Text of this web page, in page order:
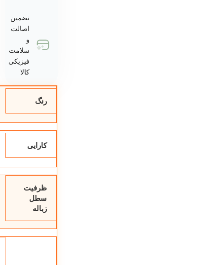
تضمین
اصالت
و
سلامت
فیزیکی
کالا
رنگ
کارایی
ظرفیت
سطل
زباله